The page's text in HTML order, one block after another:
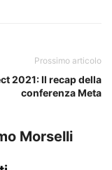
Prossimo articolo
2021: Il recap della
conferenza Meta
Morselli